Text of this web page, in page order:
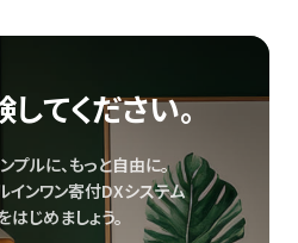
てください。
プルに、もっと自由に。
ンワン寄付DXシステム
はじめましょう。